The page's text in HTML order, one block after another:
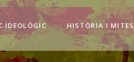
IDEOLÒGIC HISTÒRIA I MITES